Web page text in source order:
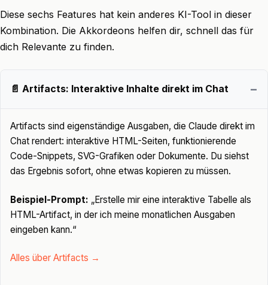
Diese sechs Features hat kein anderes KI-Tool in dieser
Kombination. Die Akkordeons helfen dir, schnell das für
dich Relevante zu finden.
📄 Artifacts: Interaktive Inhalte direkt im Chat
Artifacts sind eigenständige Ausgaben, die Claude direkt im
Chat rendert: interaktive HTML-Seiten, funktionierende
Code-Snippets, SVG-Grafiken oder Dokumente. Du siehst
das Ergebnis sofort, ohne etwas kopieren zu müssen.
Beispiel-Prompt: „Erstelle mir eine interaktive Tabelle als
HTML-Artifact, in der ich meine monatlichen Ausgaben
eingeben kann.“
Alles über Artifacts →